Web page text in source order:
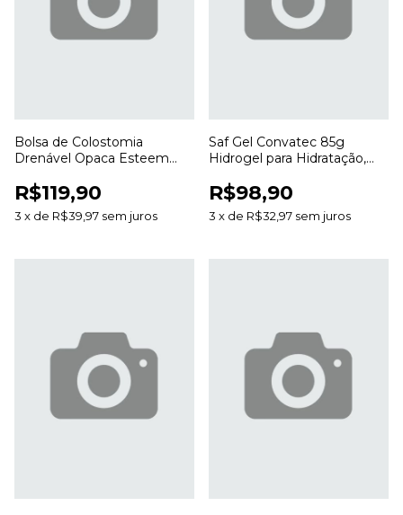
Bolsa de Colostomia
Drenável Opaca Esteem
Estomias
R$119,90
3 x de R$39,97 sem juros
Saf Gel Convatec 85g
Hidrogel para Hidratação,
de Feridas
R$98,90
3 x de R$32,97 sem juros